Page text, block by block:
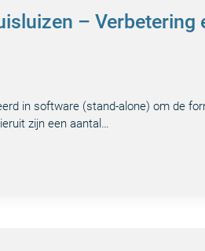
– Verbetering
in software (stand-alone) om de
zijn een aantal…